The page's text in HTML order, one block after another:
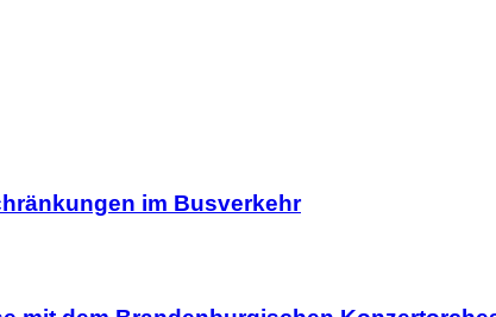
im Busverkehr